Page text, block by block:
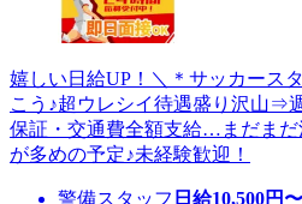
嬉しい日給UP！＼＊サッカース
こう♪超ウレシイ待遇盛り沢山⇒
保証・交通費全額支給…まだま
が多めの予定♪未経験歓迎！
警備スタッフ 日給10,500円〜